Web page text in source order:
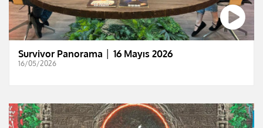
Survivor Panorama │ 16 Mayıs 2026
16/05/2026